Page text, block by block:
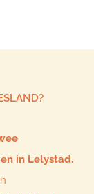
in Lelystad.